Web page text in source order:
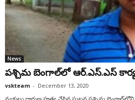
News
ప‌శ్చిమ బెంగాల్‌లో ఆర్‌.ఎస్‌.ఎస్
vskteam - December 13, 2020